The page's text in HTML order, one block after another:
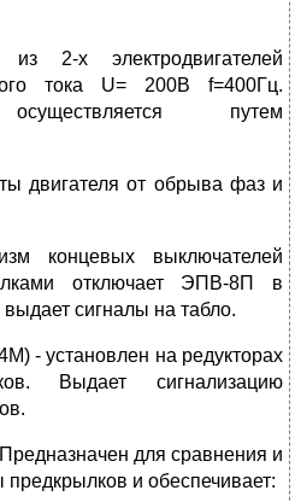
2-х электродвигателей
тока U= 200В f=400Гц.
путем
двигателя от обрыва фаз и
концевых выключателей
отключает ЭПВ-8П в
сигналы на табло.
- установлен на редукторах
Выдает сигнализацию
для сравнения и
и обеспечивает: